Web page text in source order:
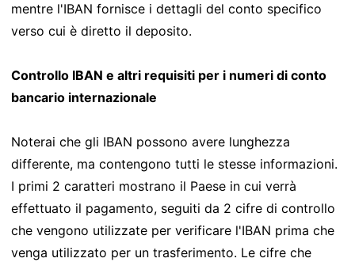
mentre l'IBAN fornisce i dettagli del conto specifico
verso cui è diretto il deposito.
Controllo IBAN e altri requisiti per i numeri di conto
bancario internazionale
Noterai che gli IBAN possono avere lunghezza
differente, ma contengono tutti le stesse informazioni.
I primi 2 caratteri mostrano il Paese in cui verrà
effettuato il pagamento, seguiti da 2 cifre di controllo
che vengono utilizzate per verificare l'IBAN prima che
venga utilizzato per un trasferimento. Le cifre che